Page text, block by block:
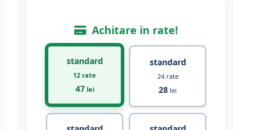
Achitare in rate!
standard
12 rate
47lei
standard
24 rate
28 lei